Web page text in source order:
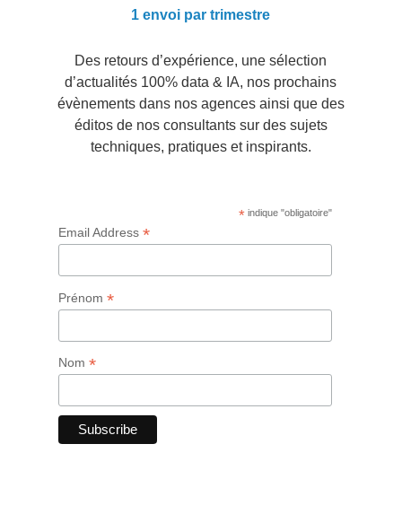
1 envoi par trimestre
Des retours d’expérience, une sélection
d’actualités 100% data & IA, nos prochains
évènements dans nos agences ainsi que des
éditos de nos consultants sur des sujets
techniques, pratiques et inspirants.
* indique "obligatoire"
Email Address *
Prénom *
Nom *